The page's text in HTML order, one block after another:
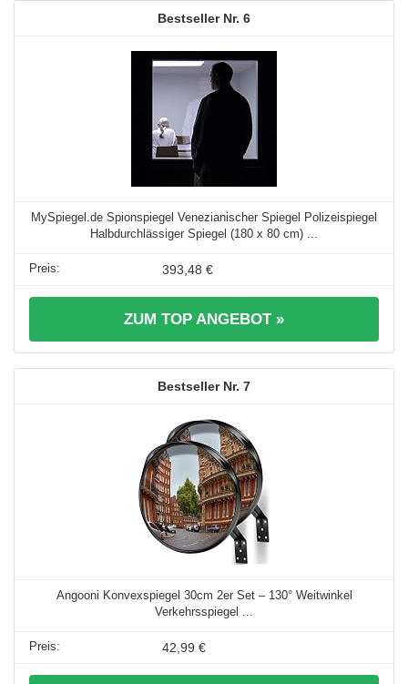
6
MySpiegel.de Spionspiegel Venezianischer Spiegel Polizeispiegel
Halbdurchlässiger Spiegel (180 x 80 cm) ...
393,48 €
ZUM TOP ANGEBOT »
7
Angooni Konvexspiegel 30cm 2er Set – 130° Weitwinkel
Verkehrsspiegel ...
42,99 €